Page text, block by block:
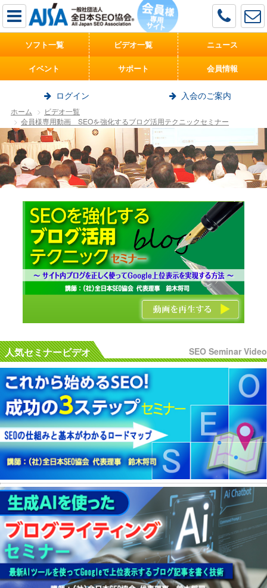
ソフト一覧 ビデオ一覧 ニュース
イベント サポート 会員情報
ログイン 入会のご案内
ホーム
ビデオ一覧
会員様専用動画 SEOを強化するブログ活用テクニックセミナー
人気セミナービデオ SEO Seminar Video